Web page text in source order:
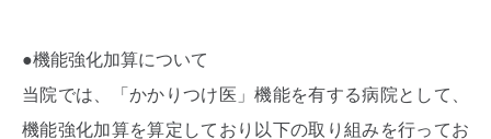
●機能強化加算について
当院では、「かかりつけ医」機能を有する病院として、
機能強化加算を算定しており以下の取り組みを行ってお